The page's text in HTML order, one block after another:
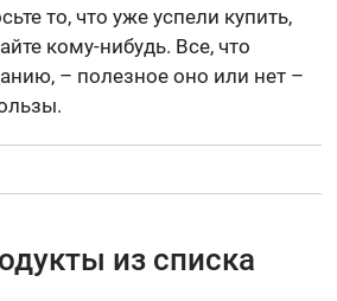
то, что уже успели купить,
кому-нибудь. Все, что
– полезное оно или нет –
из списка